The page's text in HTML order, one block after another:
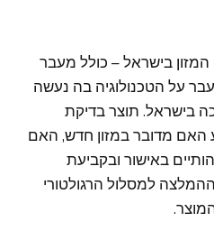
בישראל – כולל מעבר
על הטכנולוגיה בה נעשה
בישראל. תוצר בדיקת
האם מדובר במזון חדש, האם
באישור ובקביעת
למסלול הרגולטורי